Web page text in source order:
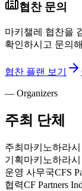
협찬 문의
마키챌레 협찬을
확인하시고 문의
협찬 플랜 보기
— Organizers
주최 단체
주최 마키노하라시
기획마키노하라
운영 사무국CFS
협력CF Partners